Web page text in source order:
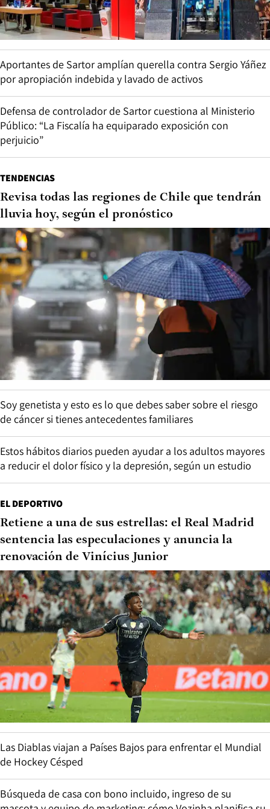
Aportantes de Sartor amplían querella contra Sergio Yáñez
por apropiación indebida y lavado de activos
Defensa de controlador de Sartor cuestiona al Ministerio
Público: “La Fiscalía ha equiparado exposición con
perjuicio”
TENDENCIAS
Revisa todas las regiones de Chile que tendrán
lluvia hoy, según el pronóstico
Soy genetista y esto es lo que debes saber sobre el riesgo
de cáncer si tienes antecedentes familiares
Estos hábitos diarios pueden ayudar a los adultos mayores
a reducir el dolor físico y la depresión, según un estudio
EL DEPORTIVO
Retiene a una de sus estrellas: el Real Madrid
sentencia las especulaciones y anuncia la
renovación de Vinícius Junior
Las Diablas viajan a Países Bajos para enfrentar el Mundial
de Hockey Césped
Búsqueda de casa con bono incluido, ingreso de su